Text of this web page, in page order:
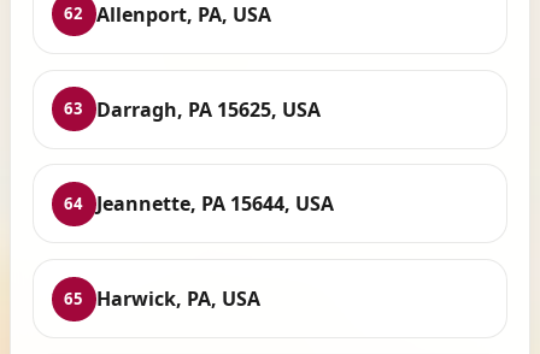
62 Allenport, PA, USA
63 Darragh, PA 15625, USA
64 Jeannette, PA 15644, USA
65 Harwick, PA, USA